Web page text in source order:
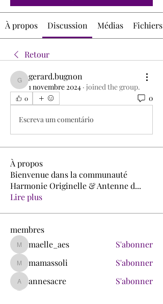
À propos Discussion Médias Fichiers
Retour
gerard.bugnon
gerard.bugnon
1 novembre 2024 · joined the group.
0 0
Escreva um comentário
À propos
Bienvenue dans la communauté
Harmonie Originelle & Antenne d...
Lire plus
membres
maelle_aes
maelle_aes S'abonner
mamassoli
mamassoli S'abonner
annesacre
annesacre S'abonner